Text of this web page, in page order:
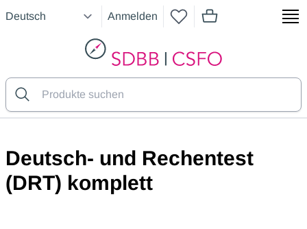
Anmelden
Artikel im
SDBB
Deutsch- und Rechentest
(DRT) komplett